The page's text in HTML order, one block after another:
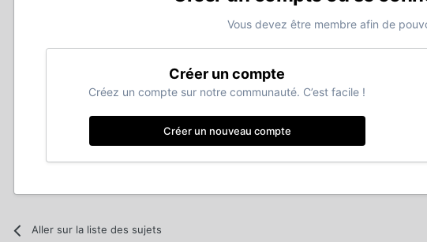
Vous devez être membre afin de
Créer un compte
Créez un compte sur notre communauté. C’est facile !
Créer un nouveau compte
Aller sur la liste des sujets